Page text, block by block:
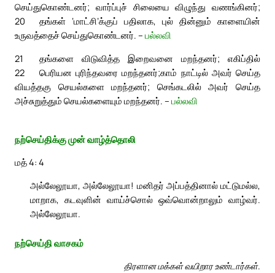
செய்துகொண்டனர்; வார்ப்புச் சிலையை விழுந்து வணங்கினர்;
20
தங்கள் ‘மாட்சி’க்குப் பதிலாக, புல் தின்னும் காளையின்
உருவத்தைச் செய்துகொண்டனர். – பல்லவி
21
தங்களை விடுவித்த இறைவனை மறந்தனர்; எகிப்தில்
பெரியன புரிந்தவரை மறந்தனர்;
22
காம் நாட்டில் அவர் செய்த
வியத்தகு செயல்களை மறந்தனர்; செங்கடலில் அவர் செய்த
அச்சுறுத்தும் செயல்களையும் மறந்தனர். – பல்லவி
நற்செய்திக்கு முன் வாழ்த்தொலி
மத் 4: 4
அல்லேலூயா, அல்லேலூயா! மனிதர் அப்பத்தினால் மட்டுமல்ல,
மாறாக, கடவுளின் வாய்ச்சொல் ஒவ்வொன்றாலும் வாழ்வர்.
அல்லேலூயா.
நற்செய்தி வாசகம்
திரளான மக்கள் வயிறார உண்டார்கள்.